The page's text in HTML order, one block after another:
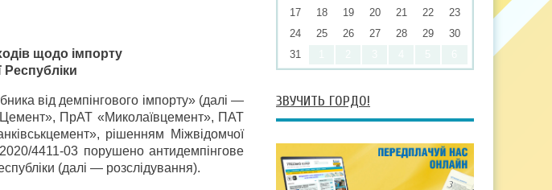
щодо імпорту
від демпінгового імпорту» (далі —
ПрАТ «Миколаївцемент», ПАТ
рішенням Міжвідомчої
4411-03 порушено антидемпінгове
(далі — розслідування).
17
18 19 20 21 22
23
24
25 26 27 28 29
30
31
ЗВУЧИТЬ ГОРДО!